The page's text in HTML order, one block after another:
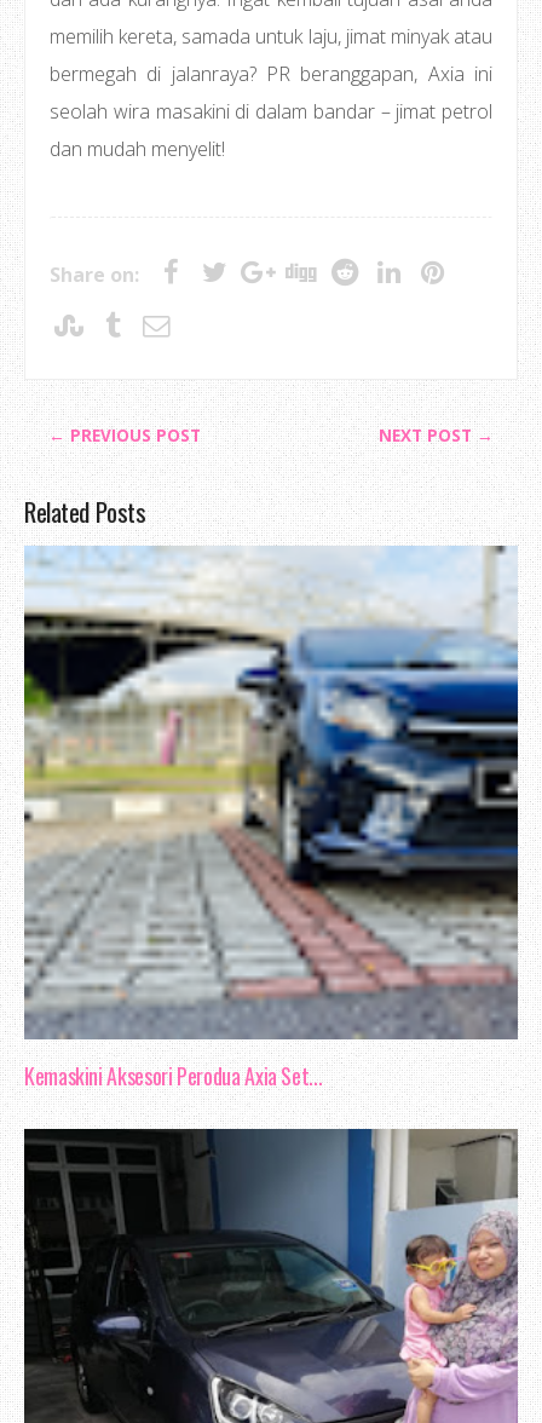
memilih kereta, samada untuk laju, jimat minyak atau
bermegah di jalanraya? PR beranggapan, Axia ini
seolah wira masakini di dalam bandar – jimat petrol
dan mudah menyelit!
Share on:
← PREVIOUS POST NEXT POST →
Related Posts
Kemaskini Aksesori Perodua Axia Set...